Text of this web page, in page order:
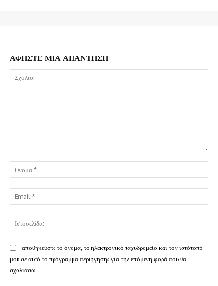
ΑΦΗΣΤΕ ΜΙΑ ΑΠΑΝΤΗΣΗ
αποθηκεύστε το όνομα, το ηλεκτρονικό ταχυδρομείο και τον ιστότοπό
μου σε αυτό το πρόγραμμα περιήγησης για την επόμενη φορά που θα
σχολιάσω.